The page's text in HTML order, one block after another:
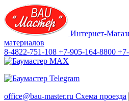
Интернет-
материалов
8-4822-751-108 +7-905-164-8800
office@bau-master.ru Схема проезда